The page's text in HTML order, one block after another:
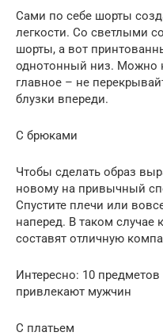
Сами по себе шорты
легкости. Со светлыми
шорты, а вот
однотонный низ. Можно
главное – не
блузки впереди.
С брюками
Чтобы сделать образ
новому на привычный
Спустите плечи или
наперед. В таком
составят отличную
Интересно: 10
привлекают мужчин
С платьем